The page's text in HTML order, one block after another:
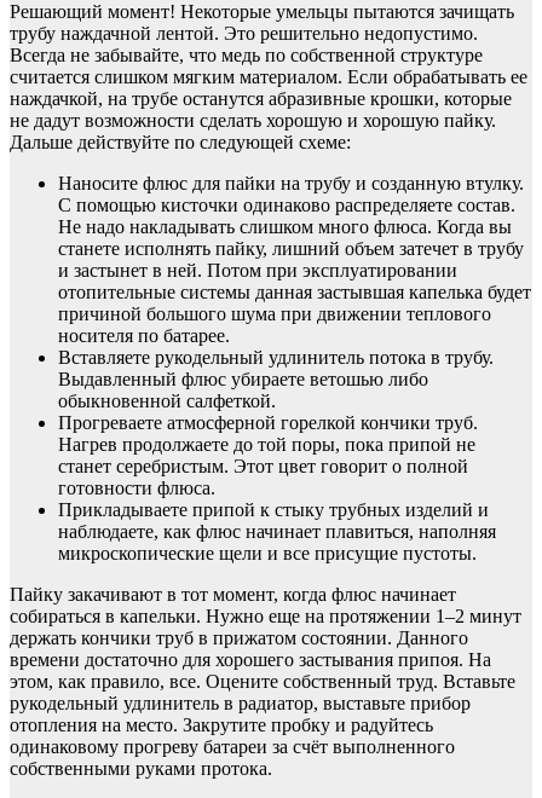
Решающий момент! Некоторые умельцы пытаются зачищать
трубу наждачной лентой. Это решительно недопустимо.
Всегда не забывайте, что медь по собственной структуре
считается слишком мягким материалом. Если обрабатывать ее
наждачкой, на трубе останутся абразивные крошки, которые
не дадут возможности сделать хорошую и хорошую пайку.
Дальше действуйте по следующей схеме:
Наносите флюс для пайки на трубу и созданную втулку.
С помощью кисточки одинаково распределяете состав.
Не надо накладывать слишком много флюса. Когда вы
станете исполнять пайку, лишний объем затечет в трубу
и застынет в ней. Потом при эксплуатировании
отопительные системы данная застывшая капелька будет
причиной большого шума при движении теплового
носителя по батарее.
Вставляете рукодельный удлинитель потока в трубу.
Выдавленный флюс убираете ветошью либо
обыкновенной салфеткой.
Прогреваете атмосферной горелкой кончики труб.
Нагрев продолжаете до той поры, пока припой не
станет серебристым. Этот цвет говорит о полной
готовности флюса.
Прикладываете припой к стыку трубных изделий и
наблюдаете, как флюс начинает плавиться, наполняя
микроскопические щели и все присущие пустоты.
Пайку закачивают в тот момент, когда флюс начинает
собираться в капельки. Нужно еще на протяжении 1–2 минут
держать кончики труб в прижатом состоянии. Данного
времени достаточно для хорошего застывания припоя. На
этом, как правило, все. Оцените собственный труд. Вставьте
рукодельный удлинитель в радиатор, выставьте прибор
отопления на место. Закрутите пробку и радуйтесь
одинаковому прогреву батареи за счёт выполненного
собственными руками протока.